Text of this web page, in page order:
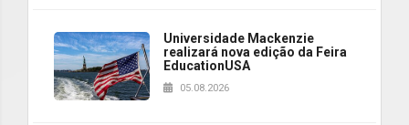
Universidade Mackenzie
realizará nova edição da Feira
EducationUSA
05.08.2026